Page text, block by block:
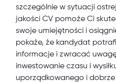
szczególnie w sytuacji
jakości CV pomoże Ci
swoje umiejętności i
pokaże, że kandydat
informacje i zwracać
inwestowanie czasu i
uporządkowanego i